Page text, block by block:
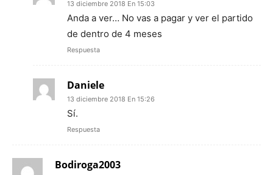
13 diciembre 2018 En 15:03
Anda a ver… No vas a pagar y ver el partido
de dentro de 4 meses
Respuesta
Daniele
13 diciembre 2018 En 15:26
Sí.
Respuesta
Bodiroga2003